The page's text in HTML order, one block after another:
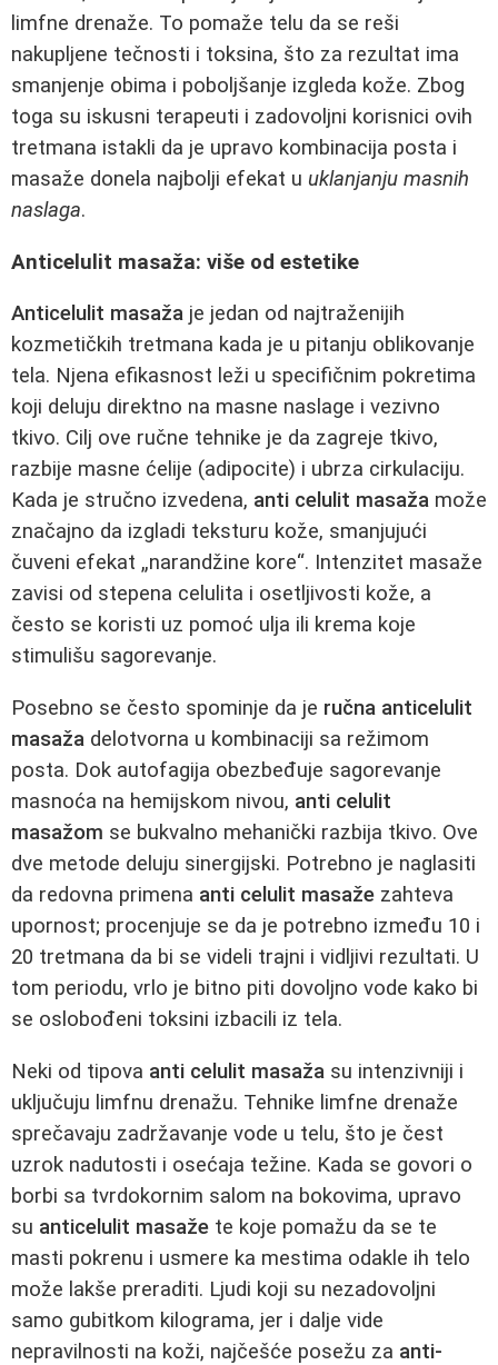
limfne drenaže. To pomaže telu da se reši
nakupljene tečnosti i toksina, što za rezultat ima
smanjenje obima i poboljšanje izgleda kože. Zbog
toga su iskusni terapeuti i zadovoljni korisnici ovih
tretmana istakli da je upravo kombinacija posta i
masaže donela najbolji efekat u uklanjanju masnih
naslaga.
Anticelulit masaža: više od estetike
Anticelulit masaža je jedan od najtraženijih
kozmetičkih tretmana kada je u pitanju oblikovanje
tela. Njena efikasnost leži u specifičnim pokretima
koji deluju direktno na masne naslage i vezivno
tkivo. Cilj ove ručne tehnike je da zagreje tkivo,
razbije masne ćelije (adipocite) i ubrza cirkulaciju.
Kada je stručno izvedena, anti celulit masaža može
značajno da izgladi teksturu kože, smanjujući
čuveni efekat „narandžine kore“. Intenzitet masaže
zavisi od stepena celulita i osetljivosti kože, a
često se koristi uz pomoć ulja ili krema koje
stimulišu sagorevanje.
Posebno se često spominje da je ručna anticelulit
masaža delotvorna u kombinaciji sa režimom
posta. Dok autofagija obezbeđuje sagorevanje
masnoća na hemijskom nivou, anti celulit
masažom se bukvalno mehanički razbija tkivo. Ove
dve metode deluju sinergijski. Potrebno je naglasiti
da redovna primena anti celulit masaže zahteva
upornost; procenjuje se da je potrebno između 10 i
20 tretmana da bi se videli trajni i vidljivi rezultati. U
tom periodu, vrlo je bitno piti dovoljno vode kako bi
se oslobođeni toksini izbacili iz tela.
Neki od tipova anti celulit masaža su intenzivniji i
uključuju limfnu drenažu. Tehnike limfne drenaže
sprečavaju zadržavanje vode u telu, što je čest
uzrok nadutosti i osećaja težine. Kada se govori o
borbi sa tvrdokornim salom na bokovima, upravo
su anticelulit masaže te koje pomažu da se te
masti pokrenu i usmere ka mestima odakle ih telo
može lakše preraditi. Ljudi koji su nezadovoljni
samo gubitkom kilograma, jer i dalje vide
nepravilnosti na koži, najčešće posežu za anti-